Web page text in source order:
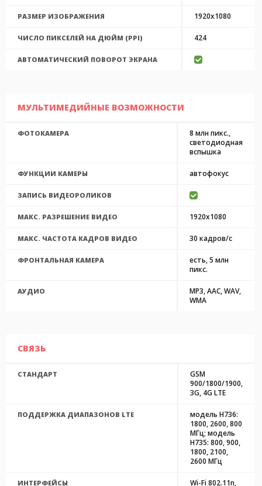
РАЗМЕР ИЗОБРАЖЕНИЯ 1920x1080
ЧИСЛО ПИКСЕЛЕЙ НА ДЮЙМ (PPI) 424
АВТОМАТИЧЕСКИЙ ПОВОРОТ ЭКРАНА
МУЛЬТИМЕДИЙНЫЕ ВОЗМОЖНОСТИ
ФОТОКАМЕРА
8 млн пикс.,
светодиодная
вспышка
ФУНКЦИИ КАМЕРЫ автофокус
ЗАПИСЬ ВИДЕОРОЛИКОВ
МАКС. РАЗРЕШЕНИЕ ВИДЕО 1920x1080
МАКС. ЧАСТОТА КАДРОВ ВИДЕО 30 кадров/с
ФРОНТАЛЬНАЯ КАМЕРА
есть, 5 млн
пикс.
АУДИО
MP3, AAC, WAV,
WMA
СВЯЗЬ
СТАНДАРТ
GSM
900/1800/1900,
3G, 4G LTE
ПОДДЕРЖКА ДИАПАЗОНОВ LTE
модель H736:
1800, 2600, 800
МГц; модель
H735: 800, 900,
1800, 2100,
2600 МГц
ИНТЕРФЕЙСЫ
Wi-Fi 802.11n,